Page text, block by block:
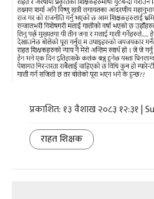
प्रकाशित: १३ वैशाख २०८३ १२:३१ |
राहत शिक्षक